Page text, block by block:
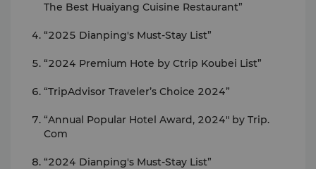
The Best Huaiyang Cuisine Restaurant”
“2025 Dianping's Must-Stay List”
“2024 Premium Hote by Ctrip Koubei List”
“TripAdvisor Traveler’s Choice 2024”
“Annual Popular Hotel Award, 2024" by Trip.
Com
“2024 Dianping's Must-Stay List”